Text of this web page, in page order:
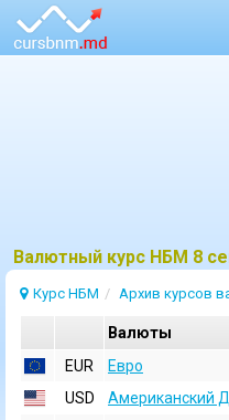
Bалютный курс НБМ 8
Курс НБМ Архив курсов
Валюты
EUR
Евро
USD
Aмериканский